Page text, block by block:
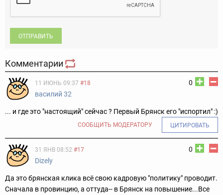
ОТПРАВИТЬ
Комментарии
0
11 ИЮНЬ 09:37 #18
василий 32
... и где это "настоящий" сейчас ? Первый Брянск его "испортил" :)
СООБЩИТЬ МОДЕРАТОРУ ЦИТИРОВАТЬ
0
31 ЯНВ 08:52 #17
Dizely
Да это брянская клика всё свою кадровую "политику" проводит.
Сначала в провинцию, а оттуда-- в Брянск на повышение...Все